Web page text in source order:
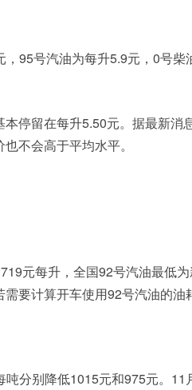
95号汽油为每升5.9元，0号柴
停留在每升5.50元。据最新消
不会高于平均水平。
元每升，全国92号汽油最低
要计算开车使用92号汽油的油
分别降低1015元和975元。11